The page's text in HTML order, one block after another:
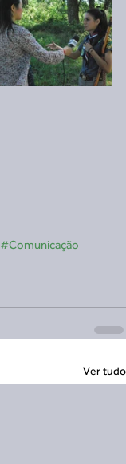
#Comunicação
Ver tudo